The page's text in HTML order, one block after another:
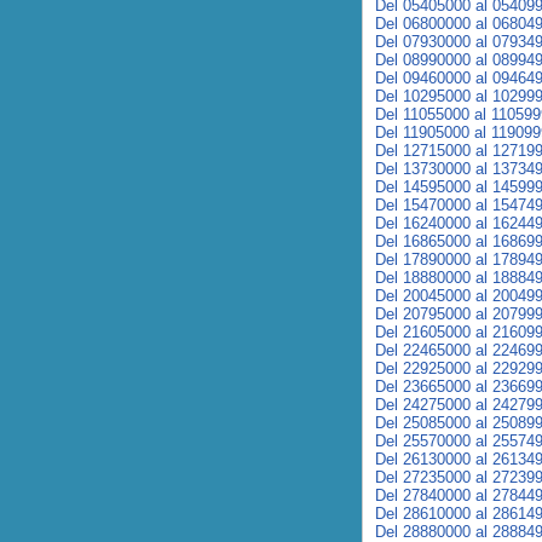
Del 05405000 al
Del 06800000 al
Del 07930000 al
Del 08990000 al
Del 09460000 al
Del 10295000 al
Del 11055000 al
Del 11905000 al
Del 12715000 al
Del 13730000 al
Del 14595000 al
Del 15470000 al
Del 16240000 al
Del 16865000 al
Del 17890000 al
Del 18880000 al
Del 20045000 al
Del 20795000 al
Del 21605000 al
Del 22465000 al
Del 22925000 al
Del 23665000 al
Del 24275000 al
Del 25085000 al
Del 25570000 al
Del 26130000 al
Del 27235000 al
Del 27840000 al
Del 28610000 al
Del 28880000 al